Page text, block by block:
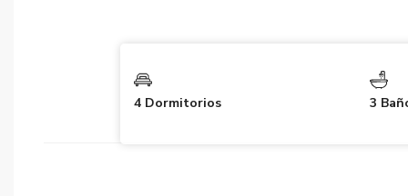
4 Dormitorios 3